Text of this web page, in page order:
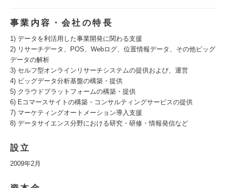
事業内容・会社の特長
1) データを利活用した事業開発に関わる支援
2) リサーチデータ、POS、Webログ、位置情報データ、その他ビッグ
データの解析
3) セルフ型オンラインリサーチシステムの提供および、運営
4) ビッグデータ分析基盤の構築・提供
5) クラウドプラットフォームの構築・提供
6) Eコマースサイトの構築・コンサルティングサービスの提供
7) マーケティングオートメーション導入支援
8) データサイエンス分野における研究・研修・情報発信など
設立
2009年2月